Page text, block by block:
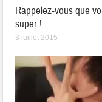
Rappelez-vous que
super !
3 juillet 2015